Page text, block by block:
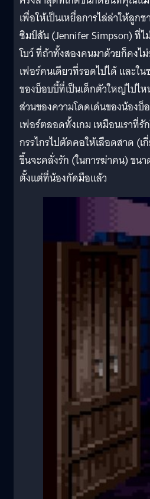
เพื่อให้เป็นเหยื่อการไล่ล่าให้ลูก
ซิมป์สัน (Jennifer Simpson) ที่
โบว์ ที่ถ้าทั้งสองคนมาด้วยก็คงไ
เฟอร์คนเดียวที่รอดไปได้ และใ
ของบ็อบบี้ที่เป็นเด็กตัวใหญ่ไปไ
ส่วนของความโดดเด่นของน้อง
เฟอร์ตลอดทั้งเกม เหมือนเราที่
กรรไกรไปตัดคอให้เลือดสาด (เ
ขึ้นจะคลั่งรัก (ในการฆ่าคน) ข
ตั้งแต่ที่น้องกัดมือแล้ว